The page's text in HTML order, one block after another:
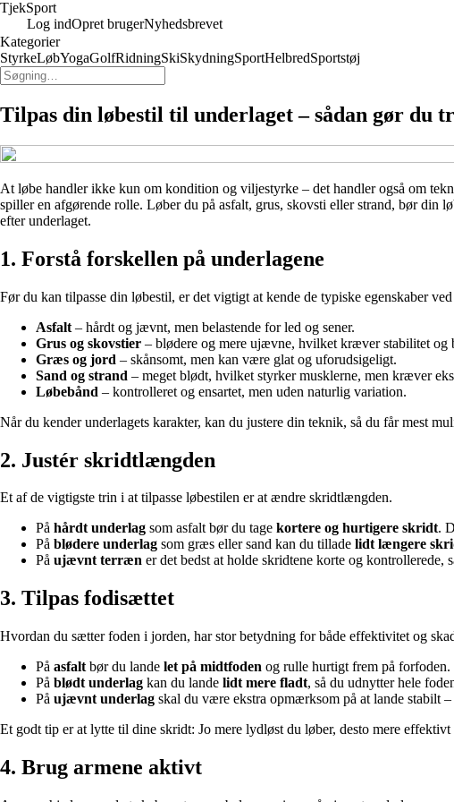
TjekSport
Log indOpret brugerNyhedsbrevet
Kategorier
StyrkeLøbYogaGolfRidningSkiSkydningSportHelbredSportstøj
Tilpas din løbestil til underlaget – sådan gør du
At løbe handler ikke kun om kondition og viljestyrke – det handler også om
spiller en afgørende rolle. Løber du på asfalt, grus, skovsti eller strand, bør din
efter underlaget.
1. Forstå forskellen på underlagene
Før du kan tilpasse din løbestil, er det vigtigt at kende de typiske egenskaber
Asfalt – hårdt og jævnt, men belastende for led og sener.
Grus og skovstier – blødere og mere ujævne, hvilket kræver stabilitet og
Græs og jord – skånsomt, men kan være glat og uforudsigeligt.
Sand og strand – meget blødt, hvilket styrker musklerne, men kræver
Løbebånd – kontrolleret og ensartet, men uden naturlig variation.
Når du kender underlagets karakter, kan du justere din teknik, så du får mest
2. Justér skridtlængden
Et af de vigtigste trin i at tilpasse løbestilen er at ændre skridtlængden.
På hårdt underlag som asfalt bør du tage kortere og hurtigere skridt.
På blødere underlag som græs eller sand kan du tillade lidt længere
På ujævnt terræn er det bedst at holde skridtene korte og
3. Tilpas fodisættet
Hvordan du sætter foden i jorden, har stor betydning for både effektivitet og
På asfalt bør du lande let på midtfoden og rulle hurtigt frem på
På blødt underlag kan du lande lidt mere fladt, så du udnytter hele
På ujævnt underlag skal du være ekstra opmærksom på at lande stabilt
Et godt tip er at lytte til dine skridt: Jo mere lydløst du løber, desto mere
4. Brug armene aktivt